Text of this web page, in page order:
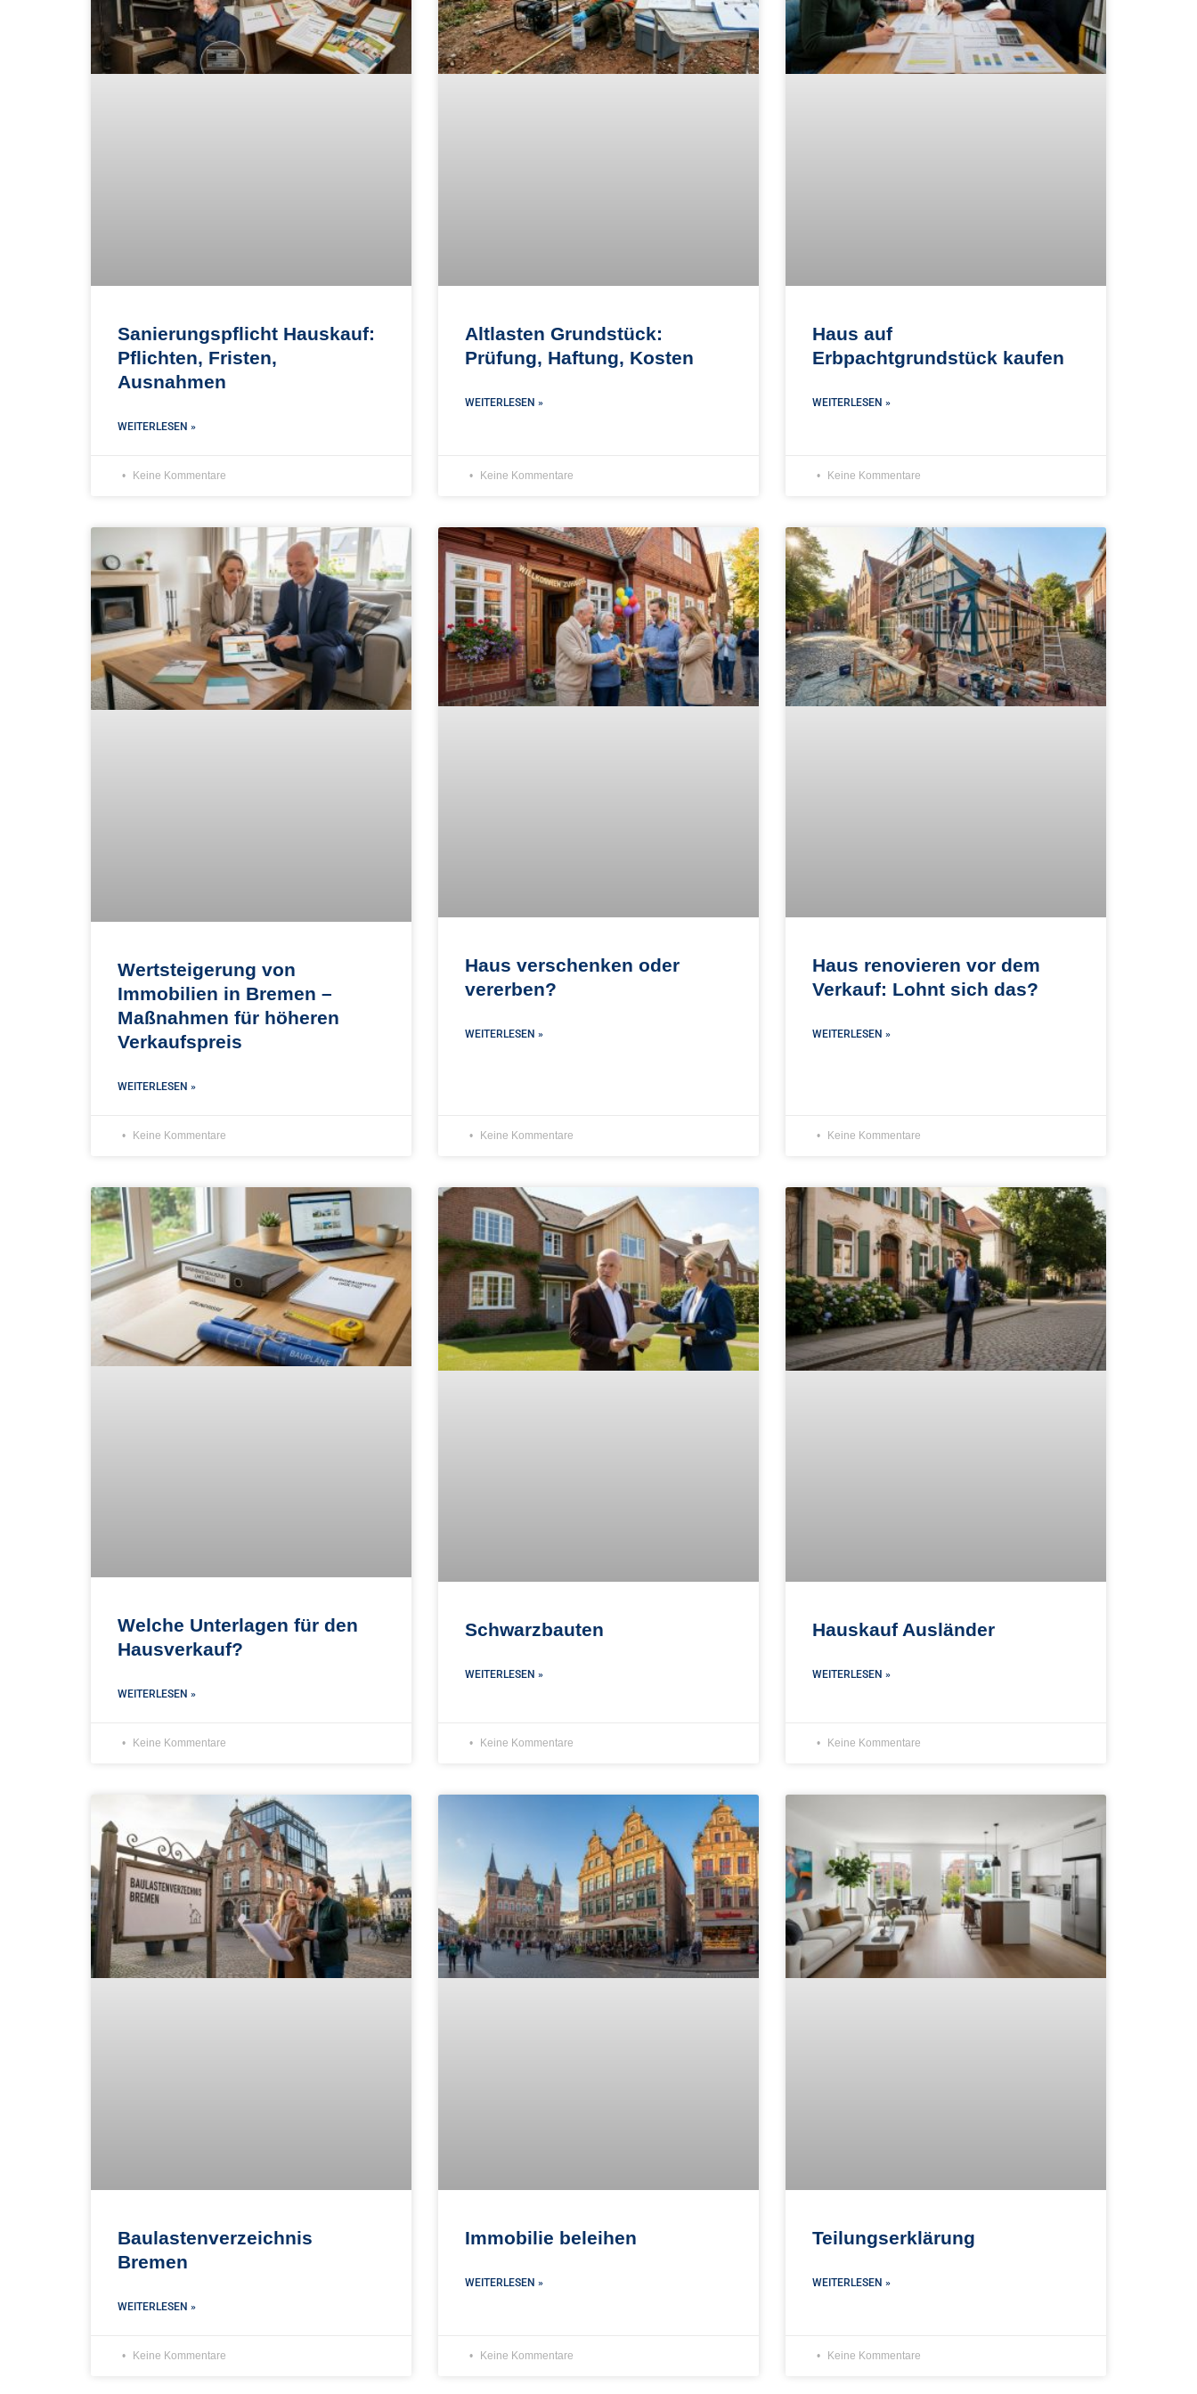
Sanierungspflicht Hauskauf:
Pflichten, Fristen,
Ausnahmen
WEITERLESEN »
Keine Kommentare
Altlasten Grundstück:
Prüfung, Haftung, Kosten
WEITERLESEN »
Keine Kommentare
Haus auf
Erbpachtgrundstück kaufen
WEITERLESEN »
Keine Kommentare
Wertsteigerung von
Immobilien in Bremen –
Maßnahmen für höheren
Verkaufspreis
WEITERLESEN »
Keine Kommentare
Haus verschenken oder
vererben?
WEITERLESEN »
Keine Kommentare
Haus renovieren vor dem
Verkauf: Lohnt sich das?
WEITERLESEN »
Keine Kommentare
Welche Unterlagen für den
Hausverkauf?
WEITERLESEN »
Keine Kommentare
Schwarzbauten
WEITERLESEN »
Keine Kommentare
Hauskauf Ausländer
WEITERLESEN »
Keine Kommentare
Baulastenverzeichnis
Bremen
WEITERLESEN »
Keine Kommentare
Immobilie beleihen
WEITERLESEN »
Keine Kommentare
Teilungserklärung
WEITERLESEN »
Keine Kommentare